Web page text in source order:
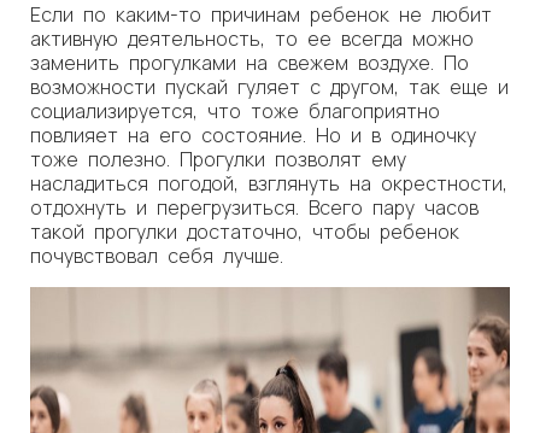
Если по каким-то причинам ребенок не любит
активную деятельность, то ее всегда можно
заменить прогулками на свежем воздухе. По
возможности пускай гуляет с другом, так еще и
социализируется, что тоже благоприятно
повлияет на его состояние. Но и в одиночку
тоже полезно. Прогулки позволят ему
насладиться погодой, взглянуть на окрестности,
отдохнуть и перегрузиться. Всего пару часов
такой прогулки достаточно, чтобы ребенок
почувствовал себя лучше.